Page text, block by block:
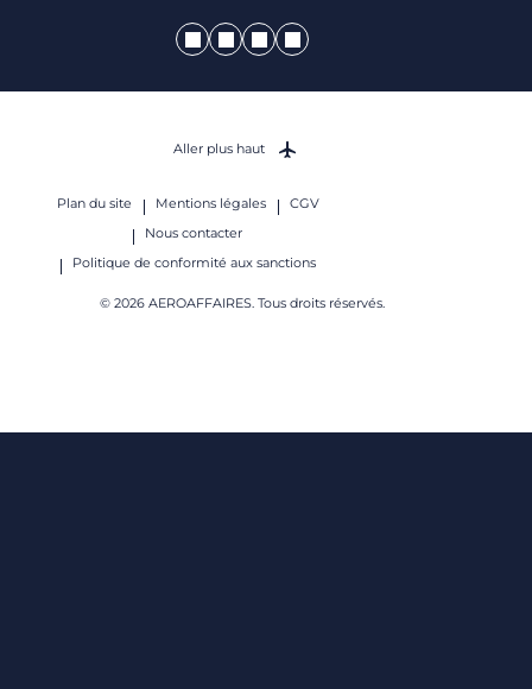
Plan du site Mentions légales
CGV
Nous contacter
Politique de conformité aux sanctions
© 2026 AEROAFFAIRES. Tous droits réservés.
Aller plus haut